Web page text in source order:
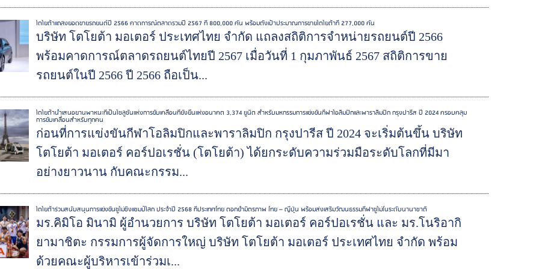
โตโยต้าแถลงยอดขายรถยนต์ปี 2566 คาดการณ์ตลาดรวมปี 2567 ที่ 800,000 คัน พร้อมตั้งเป้าประมาณการขายโตโยต้าที่ 277,000 คัน
บริษัท โตโยต้า มอเตอร์ ประเทศไทย จำกัด แถลงสถิติการจำหน่ายรถยนต์ปี 2566
พร้อมคาดการณ์ตลาดรถยนต์ไทยปี 2567 เมื่อวันที่ 1 กุมภาพันธ์ 2567 สถิติการขาย
รถยนต์ในปี 2566 ปี 2566 ถือเป็น...
โตโยต้านำเสนอยานพาหนะที่เป็นโซลูชั่นแห่งการขับเคลื่อนที่ยั่งยืนแห่งอนาคต 3,374 ยูนิต สำหรับมหกรรมการแข่งขันกีฬาโอลิมปิกและพาราลิมปิก กรุงปารีส ปี 2024 ครอบคลุม
การขับเคลื่อนสำหรับทุกคน
ก่อนที่การแข่งขันกีฬาโอลิมปิกและพาราลิมปิก กรุงปารีส ปี 2024 จะเริ่มต้นขึ้น บริษัท
โตโยต้า มอเตอร์ คอร์ปอเรชั่น (โตโยต้า) ได้ยกระดับความร่วมมือระดับโลกที่มีมา
อย่างยาวนาน กับคณะกรรม...
โตโยต้าร่วมสนับสนุนการแข่งขันซูโม่ชิงแชมป์โลก ประจำปี 2568 ที่ประเทศไทย ตอกย้ำมิตรภาพ ไทย – ญี่ปุ่น พร้อมส่งเสริมวัฒนธรรมกีฬาซูโม่ในระดับนานาชาติ
มร.คิมิโอ มินามิ ผู้อำนวยการ บริษัท โตโยต้า มอเตอร์ คอร์ปอเรชั่น และ มร.โนริอากิ
ยามาชิตะ กรรมการผู้จัดการใหญ่ บริษัท โตโยต้า มอเตอร์ ประเทศไทย จำกัด พร้อม
ด้วยคณะผู้บริหารเข้าร่วมเ...